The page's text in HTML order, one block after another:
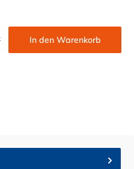
oder benutze die Schaltflächen um die Anzahl
In den Warenkorb